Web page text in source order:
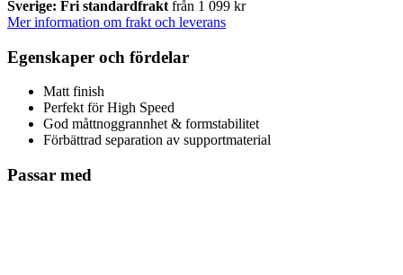
Sverige: Fri standardfrakt från 1 099 kr
Mer information om frakt och leverans
Egenskaper och fördelar
Matt finish
Perfekt för High Speed
God måttnoggrannhet & formstabilitet
Förbättrad separation av supportmaterial
Passar med